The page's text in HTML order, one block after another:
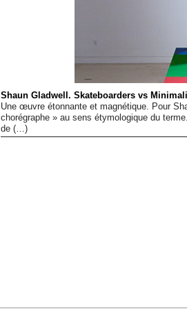
Shaun Gladwell. Skateboarders vs
Une œuvre étonnante et magnétique. Pour
chorégraphe » au sens étymologique du
de (…)